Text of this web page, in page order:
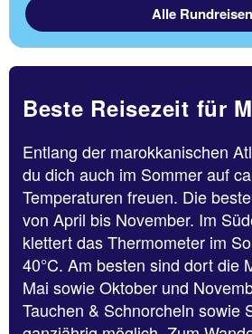
Alle Rundreisen
Beste Reisezeit für
Entlang der marokkanischen
du dich auch im Sommer auf
Temperaturen freuen. Die
von April bis November. Im
klettert das Thermometer im
40°C. Am besten sind dort die
Mai sowie Oktober und
Tauchen & Schnorcheln sowie